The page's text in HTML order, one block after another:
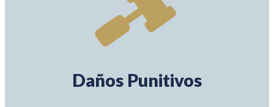
Daños Punitivos